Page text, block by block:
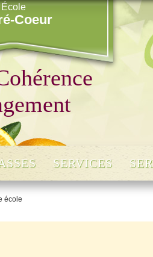
École
Coeur
SERVICES
école